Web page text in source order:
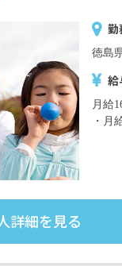
勤
徳島
給
月給
・月
通勤
詳細を見る